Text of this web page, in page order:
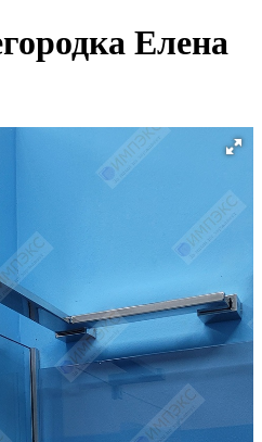
Елена